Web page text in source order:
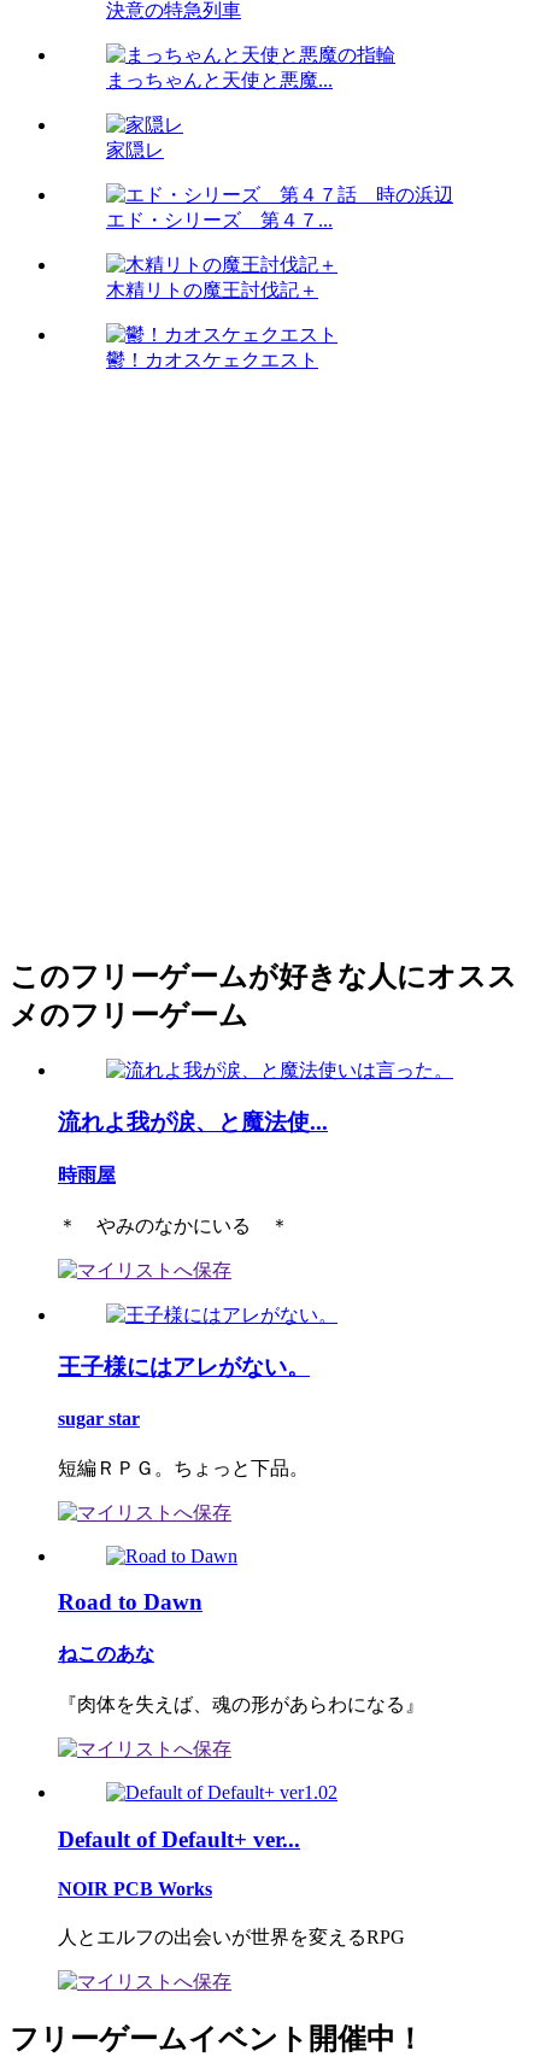
決意の特急列車
まっちゃんと天使と悪魔...
家隠レ
エド・シリーズ 第４７...
木精リトの魔王討伐記＋
鬱！カオスケェクエスト
このフリーゲームが好きな人にオスス
メのフリーゲーム
流れよ我が涙、と魔法使...
時雨屋
＊ やみのなかにいる ＊
王子様にはアレがない。
sugar star
短編ＲＰＧ。ちょっと下品。
Road to Dawn
ねこのあな
『肉体を失えば、魂の形があらわになる』
Default of Default+ ver...
NOIR PCB Works
人とエルフの出会いが世界を変えるRPG
フリーゲームイベント開催中！